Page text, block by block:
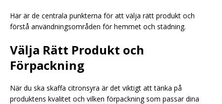
Här är de centrala punkterna för att välja rätt produkt och
förstå användningsområden för hemmet och städning.
Välja Rätt Produkt och
Förpackning
När du ska skaffa citronsyra är det viktigt att tänka på
produktens kvalitet och vilken förpackning som passar dina